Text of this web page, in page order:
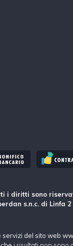
i diritti sono
s.n.c. di Linfa
del sito web